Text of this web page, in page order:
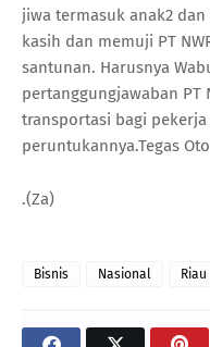
jiwa termasuk anak2
kasih dan memuji PT
santunan. Harusnya
pertanggungjawaban PT
transportasi bagi
peruntukannya.Tegas
.(Za)
Bisnis Nasional Riau